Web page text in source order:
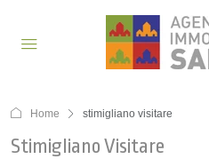
Home stimigliano visitare
Stimigliano Visitare